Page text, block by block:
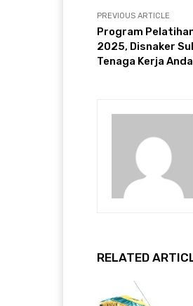
PREVIOUS ARTICLE
Program
2025, Disnaker
Tenaga Kerja
RELATED